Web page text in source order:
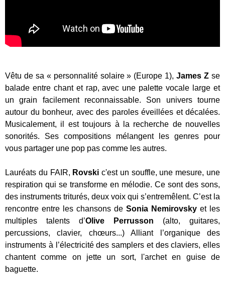
Vêtu de sa « personnalité solaire » (Europe 1),James Zse
balade entre chant et rap, avec une palette vocale large et
un grain facilement reconnaissable. Son univers tourne
autour du bonheur, avec des paroles éveillées et décalées.
Musicalement, il est toujours à la recherche de nouvelles
sonorités. Ses compositions mélangent les genres pour
vous partager une pop pas comme les autres.
Lauréats du FAIR, Rovski c'est un souffle, une mesure, une
respiration qui se transforme en mélodie. Ce sont des sons,
des instruments triturés, deux voix qui s’entremêlent. C’est la
rencontre entre les chansons de Sonia Nemirovsky et les
multiples talents d’Olive Perrusson (alto, guitares,
percussions, clavier, chœurs...) Alliant l’organique des
instruments à l’électricité des samplers et des claviers, elles
chantent comme on jette un sort, l'archet en guise de
baguette.